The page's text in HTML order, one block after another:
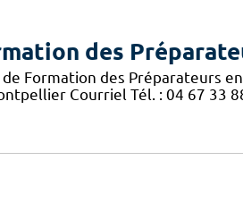
des
de Formation des Préparateurs
Courriel Tél. : 04 67 33